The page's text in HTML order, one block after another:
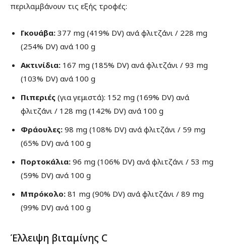
περιλαμβάνουν τις εξής τροφές:
Γκουάβα: 377 mg (419% DV) ανά φλιτζάνι / 228 mg
(254% DV) ανά 100 g
Ακτινίδια: 167 mg (185% DV) ανά φλιτζάνι / 93 mg
(103% DV) ανά 100 g
Πιπεριές (για γεμιστά): 152 mg (169% DV) ανά
φλιτζάνι / 128 mg (142% DV) ανά 100 g
Φράουλες: 98 mg (108% DV) ανά φλιτζάνι / 59 mg
(65% DV) ανά 100 g
Πορτοκάλια: 96 mg (106% DV) ανά φλιτζάνι / 53 mg
(59% DV) ανά 100 g
Μπρόκολο: 81 mg (90% DV) ανά φλιτζάνι / 89 mg
(99% DV) ανά 100 g
Έλλειψη βιταμίνης C